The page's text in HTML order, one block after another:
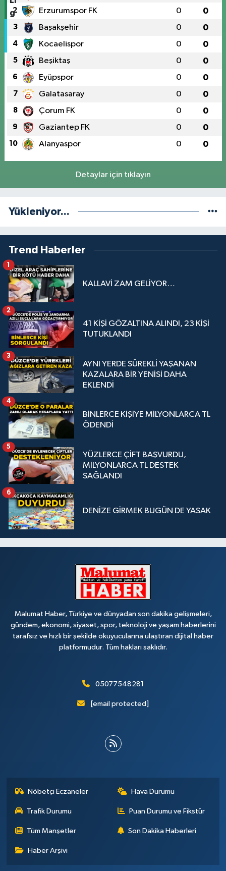
2 Erzurumspor FK 0 0
3 Başakşehir 0 0
4 Kocaelispor 0 0
5 Beşiktaş 0 0
6 Eyüpspor 0 0
7 Galatasaray 0 0
8 Çorum FK 0 0
9 Gaziantep FK 0 0
10 Alanyaspor 0 0
Detaylar için tıklayın
Yükleniyor...
Trend Haberler
KALLAVİ ZAM GELİYOR…
1
41 KİŞİ GÖZALTINA ALINDI, 23 KİŞİ
TUTUKLANDI
2
AYNI YERDE SÜREKLİ YAŞANAN
KAZALARA BİR YENİSİ DAHA
EKLENDİ
3
BİNLERCE KİŞİYE MİLYONLARCA TL
ÖDENDİ
4
YÜZLERCE ÇİFT BAŞVURDU,
MİLYONLARCA TL DESTEK
SAĞLANDI
5
DENİZE GİRMEK BUGÜN DE YASAK
6
Malumat Haber, Türkiye ve dünyadan son dakika gelişmeleri,
gündem, ekonomi, siyaset, spor, teknoloji ve yaşam haberlerini
tarafsız ve hızlı bir şekilde okuyucularına ulaştıran dijital haber
platformudur. Tüm hakları saklıdır.
05077548281
[email protected]
Nöbetçi Eczaneler Hava Durumu
Trafik Durumu Puan Durumu ve Fikstür
Tüm Manşetler Son Dakika Haberleri
Haber Arşivi